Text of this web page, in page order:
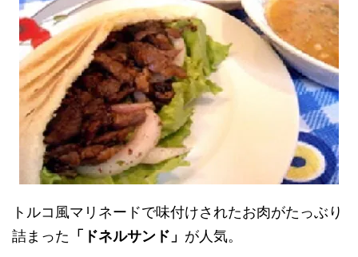
トルコ風マリネードで味付けされたお肉がたっぶり
詰まった 「ドネルサンド」 が人気。